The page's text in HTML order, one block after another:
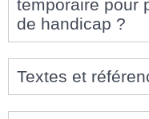
temporaire pour
de handicap ?
Textes et